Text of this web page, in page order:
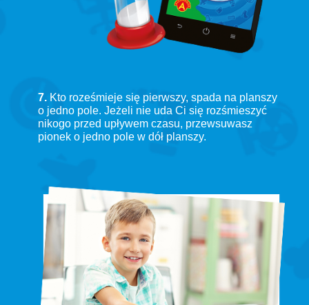
7. Kto roześmieje się pierwszy, spada na planszy
o jedno pole. Jeżeli nie uda Ci się rozśmieszyć
nikogo przed upływem czasu, przewsuwasz
pionek o jedno pole w dół planszy.